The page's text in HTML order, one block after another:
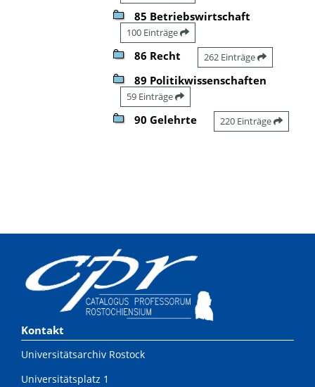
85 Betriebswirtschaft
100 Einträge
86 Recht 262 Einträge
89 Politikwissenschaften
59 Einträge
90 Gelehrte 220 Einträge
Kontakt
Universitätsarchiv Rostock
Universitätsplatz 1